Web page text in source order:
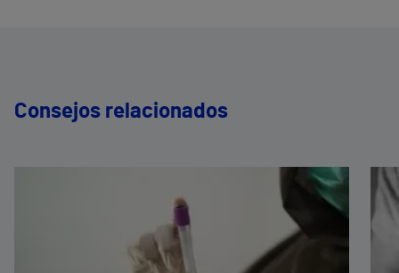
Consejos relacionados